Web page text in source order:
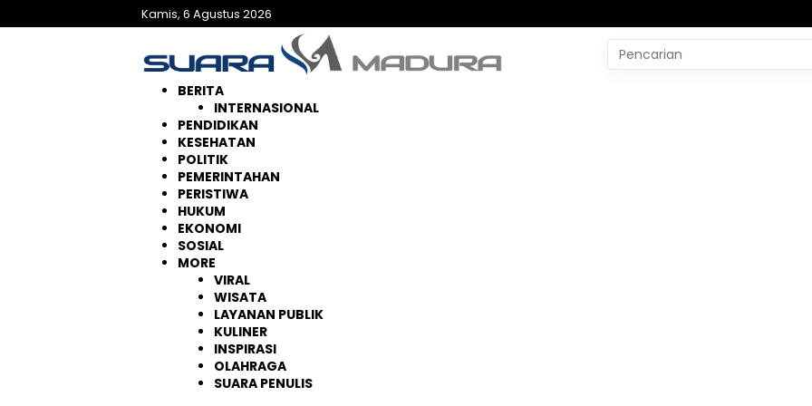
ke
Kamis, 6 Agustus 2026
Pencarian
untuk:
BERITA
INTERNASIONAL
PENDIDIKAN
KESEHATAN
POLITIK
PEMERINTAHAN
PERISTIWA
HUKUM
EKONOMI
SOSIAL
MORE
VIRAL
WISATA
LAYANAN PUBLIK
KULINER
INSPIRASI
OLAHRAGA
SUARA PENULIS